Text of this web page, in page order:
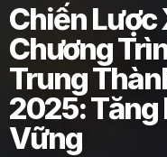
Chiến Lược
Chương
Trung
2025: Tăng
Vững